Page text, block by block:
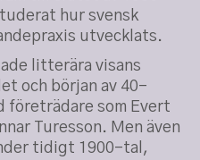
hur svensk
utvecklats.
litterära visans
och början av 40-
företrädare som Evert
Turesson. Men även
tidigt 1900-tal,